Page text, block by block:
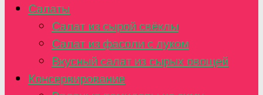
Салаты
Салат из сырой свёклы
Салат из фасоли с луком
Вкусный салат из сырых овощей
Консервирование